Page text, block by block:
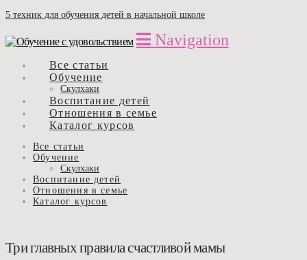
5 техник для обучения детей в начальной школе
Navigation
Все статьи
Обучение
Скулхаки
Воспитание детей
Отношения в семье
Каталог курсов
Все статьи
Обучение
Скулхаки
Воспитание детей
Отношения в семье
Каталог курсов
Три главных правила счастливой мамы